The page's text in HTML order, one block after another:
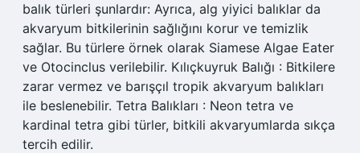
balık türleri şunlardır: Ayrıca, alg yiyici balıklar da
akvaryum bitkilerinin sağlığını korur ve temizlik
sağlar. Bu türlere örnek olarak Siamese Algae Eater
ve Otocinclus verilebilir. Kılıçkuyruk Balığı : Bitkilere
zarar vermez ve barışçıl tropik akvaryum balıkları
ile beslenebilir. Tetra Balıkları : Neon tetra ve
kardinal tetra gibi türler, bitkili akvaryumlarda sıkça
tercih edilir.